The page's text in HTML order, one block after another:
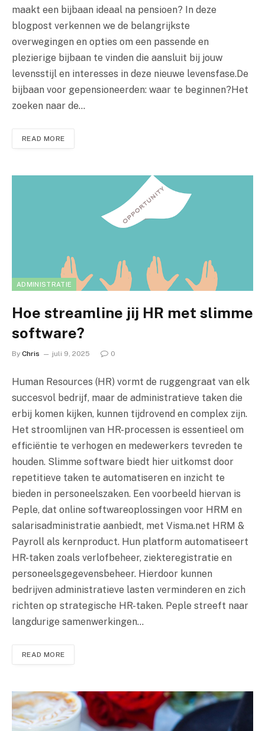
maakt een bijbaan ideaal na pensioen? In deze
blogpost verkennen we de belangrijkste
overwegingen en opties om een passende en
plezierige bijbaan te vinden die aansluit bij jouw
levensstijl en interesses in deze nieuwe levensfase.De
bijbaan voor gepensioneerden: waar te beginnen?Het
zoeken naar de…
READ MORE
ADMINISTRATIE
Hoe streamline jij HR met slimme
software?
By Chris juli 9, 2025 0
Human Resources (HR) vormt de ruggengraat van elk
succesvol bedrijf, maar de administratieve taken die
erbij komen kijken, kunnen tijdrovend en complex zijn.
Het stroomlijnen van HR-processen is essentieel om
efficiëntie te verhogen en medewerkers tevreden te
houden. Slimme software biedt hier uitkomst door
repetitieve taken te automatiseren en inzicht te
bieden in personeelszaken. Een voorbeeld hiervan is
Peple, dat online softwareoplossingen voor HRM en
salarisadministratie aanbiedt, met Visma.net HRM &
Payroll als kernproduct. Hun platform automatiseert
HR-taken zoals verlofbeheer, ziekteregistratie en
personeelsgegevensbeheer. Hierdoor kunnen
bedrijven administratieve lasten verminderen en zich
richten op strategische HR-taken. Peple streeft naar
langdurige samenwerkingen…
READ MORE